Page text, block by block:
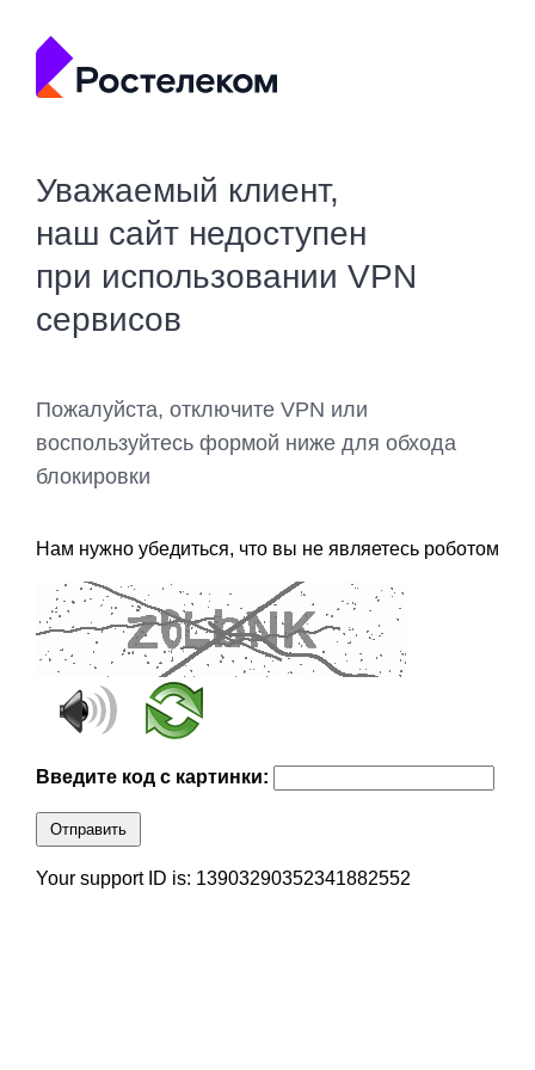
Уважаемый клиент,
наш сайт недоступен
при использовании VPN
сервисов
Пожалуйста, отключите VPN или
воспользуйтесь формой ниже для обхода
блокировки
Нам нужно убедиться, что вы не являетесь роботом
Введите код с картинки:
Отправить
Your support ID is: 13903290352341882552